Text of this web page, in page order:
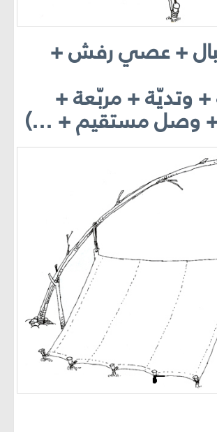
+ عصي رفش +
وتديّة + مربّعة +
+ وصل مستقيم + ...)